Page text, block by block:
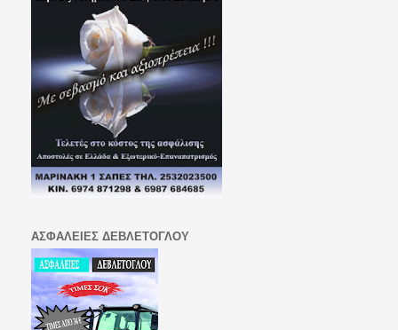
ΑΣΦΑΛΕΙΕΣ ΔΕΒΛΕΤΟΓΛΟΥ